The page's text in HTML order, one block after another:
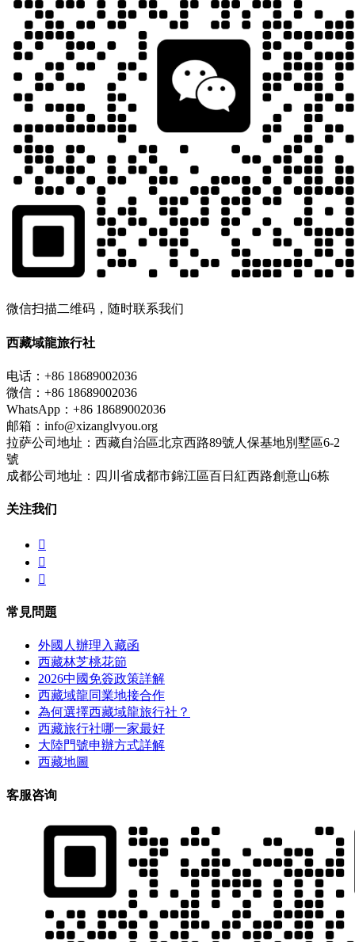
微信扫描二维码，随时联系我们
西藏域龍旅行社
电话：+86 18689002036
微信：+86 18689002036
WhatsApp：+86 18689002036
邮箱：info@xizanglvyou.org
拉萨公司地址：西藏自治區北京西路89號人保基地別墅區6-2
號
成都公司地址：四川省成都市錦江區百日紅西路創意山6栋
关注我们



常見問題
外國人辦理入藏函
西藏林芝桃花節
2026中國免簽政策詳解
西藏域龍同業地接合作
為何選擇西藏域龍旅行社？
西藏旅行社哪一家最好
大陸門號申辦方式詳解
西藏地圖
客服咨询